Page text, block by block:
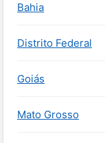
Bahia
Distrito Federal
Goiás
Mato Grosso